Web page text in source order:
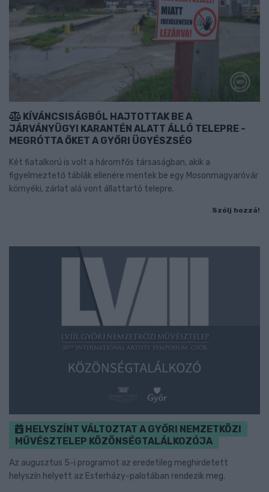
KÍVÁNCSISÁGBÓL HAJTOTTAK BE A
JÁRVÁNYÜGYI KARANTÉN ALATT ÁLLÓ TELEPRE -
MEGRÓTTA ŐKET A GYŐRI ÜGYÉSZSÉG
Két fiatalkorú is volt a háromfős társaságban, akik a
figyelmeztető táblák ellenére mentek be egy Mosonmagyaróvár
környéki, zárlat alá vont állattartó telepre.
Szólj hozzá!
HELYSZÍNT VÁLTOZTAT A GYŐRI NEMZETKÖZI
MŰVÉSZTELEP KÖZÖNSÉGTALÁLKOZÓJA
Az augusztus 5-i programot az eredetileg meghirdetett
helyszín helyett az Esterházy-palotában rendezik meg.